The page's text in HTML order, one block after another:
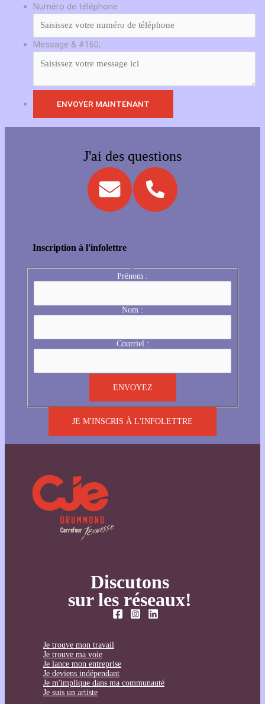
Numéro de téléphone :
Message & #160;:
J'ai des questions
Inscription à l'infolettre
Prénom :
Nom :
Courriel :
JE M'INSCRIS À L'INFOLETTRE
Discutons
sur les réseaux!
Je trouve mon travail
Je trouve ma voie
Je lance mon entreprise
Je deviens indépendant
Je m'implique dans ma communauté
Je suis un artiste